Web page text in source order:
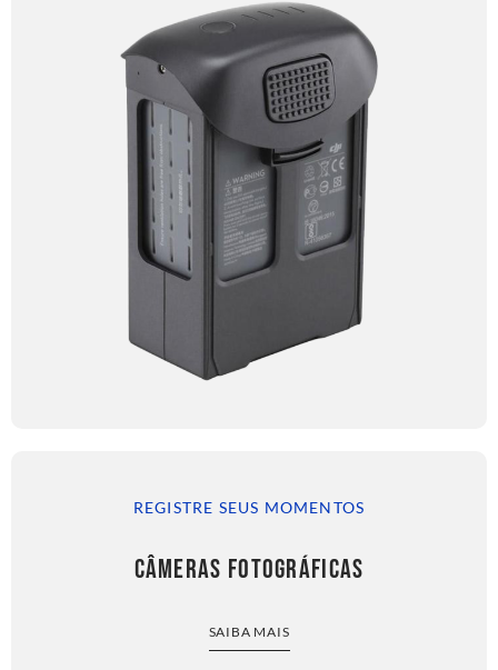
REGISTRE SEUS MOMENTOS
CÂMERAS FOTOGRÁFICAS
SAIBA MAIS